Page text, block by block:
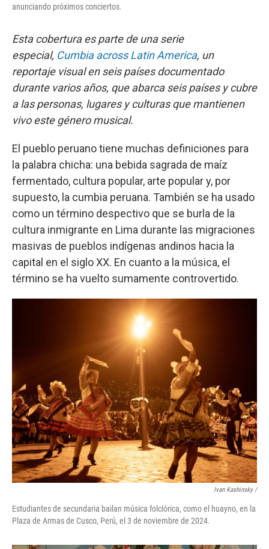
anunciando próximos conciertos.
Esta cobertura es parte de una serie
especial, Cumbia across Latin America, un
reportaje visual en seis países documentado
durante varios años, que abarca seis países y cubre
a las personas, lugares y culturas que mantienen
vivo este género musical.
El pueblo peruano tiene muchas definiciones para
la palabra chicha: una bebida sagrada de maíz
fermentado, cultura popular, arte popular y, por
supuesto, la cumbia peruana. También se ha usado
como un término despectivo que se burla de la
cultura inmigrante en Lima durante las migraciones
masivas de pueblos indígenas andinos hacia la
capital en el siglo XX. En cuanto a la música, el
término se ha vuelto sumamente controvertido.
Ivan Kashinsky/
Estudiantes de secundaria bailan música folclórica, como el huayno, en la
Plaza de Armas de Cusco, Perú, el 3 de noviembre de 2024.